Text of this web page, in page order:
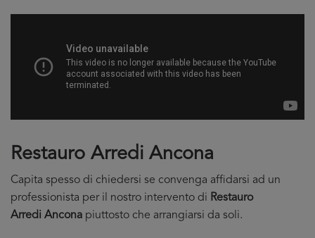
Restauro Arredi Ancona
Capita spesso di chiedersi se convenga affidarsi ad un
professionista per il nostro intervento di Restauro
Arredi Ancona piuttosto che arrangiarsi da soli.